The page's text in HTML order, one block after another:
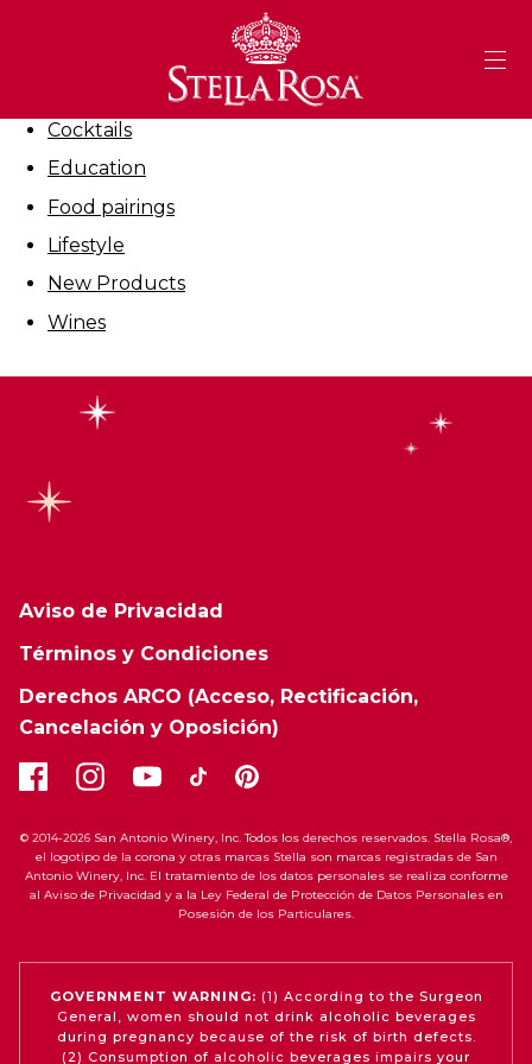
Cocktails
Education
Food pairings
Lifestyle
New Products
Wines
Aviso de Privacidad
Términos y Condiciones
Derechos ARCO (Acceso, Rectificación,
Cancelación y Oposición)
© 2014-2026 San Antonio Winery, Inc. Todos los derechos reservados. Stella Rosa®,
el logotipo de la corona y otras marcas Stella son marcas registradas de San
Antonio Winery, Inc. El tratamiento de los datos personales se realiza conforme
al Aviso de Privacidad y a la Ley Federal de Protección de Datos Personales en
Posesión de los Particulares.
GOVERNMENT WARNING: (1) According to the Surgeon
General, women should not drink alcoholic beverages
during pregnancy because of the risk of birth defects.
(2) Consumption of alcoholic beverages impairs your